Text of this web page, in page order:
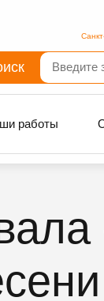
работы